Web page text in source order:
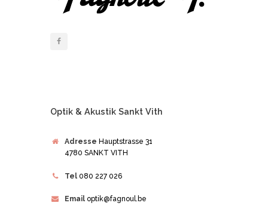
Optik & Akustik Sankt Vith
Adresse Hauptstrasse 31
4780 SANKT VITH
Tel 080 227 026
Email optik@fagnoul.be